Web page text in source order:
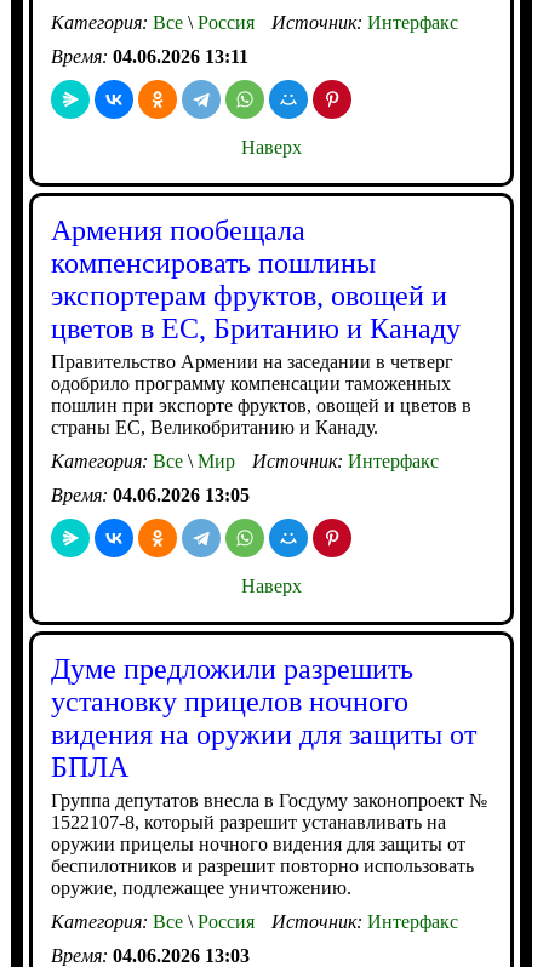
Категория: Все\Россия Источник: Интерфакс
Время: 04.06.2026 13:11
Наверх
Армения пообещала
компенсировать пошлины
экспортерам фруктов, овощей и
цветов в ЕС, Британию и Канаду
Правительство Армении на заседании в четверг
одобрило программу компенсации таможенных
пошлин при экспорте фруктов, овощей и цветов в
страны ЕС, Великобританию и Канаду.
Категория: Все\Мир Источник: Интерфакс
Время: 04.06.2026 13:05
Наверх
Думе предложили разрешить
установку прицелов ночного
видения на оружии для защиты от
БПЛА
Группа депутатов внесла в Госдуму законопроект №
1522107-8, который разрешит устанавливать на
оружии прицелы ночного видения для защиты от
беспилотников и разрешит повторно использовать
оружие, подлежащее уничтожению.
Категория: Все\Россия Источник: Интерфакс
Время: 04.06.2026 13:03